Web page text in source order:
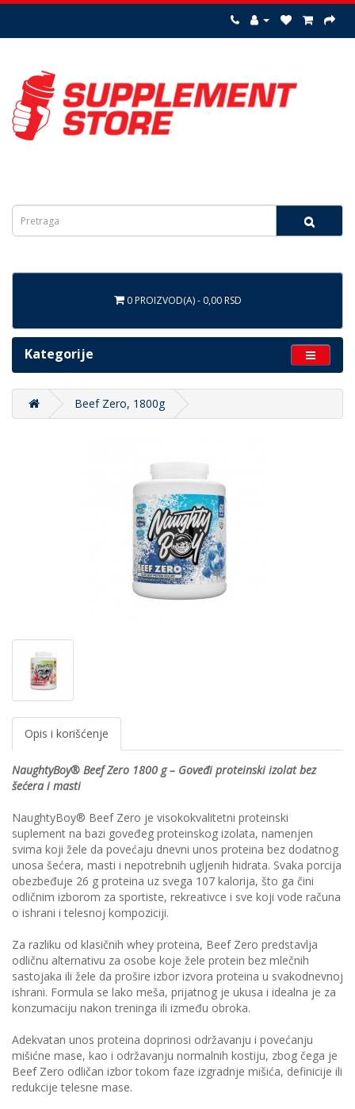
0 PROIZVOD(A) - 0,00 RSD
Kategorije
Beef Zero, 1800g
Opis i korišćenje
NaughtyBoy® Beef Zero 1800 g – Goveđi proteinski izolat bez
šećera i masti
NaughtyBoy® Beef Zero je visokokvalitetni proteinski
suplement na bazi goveđeg proteinskog izolata, namenjen
svima koji žele da povećaju dnevni unos proteina bez dodatnog
unosa šećera, masti i nepotrebnih ugljenih hidrata. Svaka porcija
obezbeđuje 26 g proteina uz svega 107 kalorija, što ga čini
odličnim izborom za sportiste, rekreativce i sve koji vode računa
o ishrani i telesnoj kompoziciji.
Za razliku od klasičnih whey proteina, Beef Zero predstavlja
odličnu alternativu za osobe koje žele protein bez mlečnih
sastojaka ili žele da prošire izbor izvora proteina u svakodnevnoj
ishrani. Formula se lako meša, prijatnog je ukusa i idealna je za
konzumaciju nakon treninga ili između obroka.
Adekvatan unos proteina doprinosi održavanju i povećanju
mišićne mase, kao i održavanju normalnih kostiju, zbog čega je
Beef Zero odličan izbor tokom faze izgradnje mišića, definicije ili
redukcije telesne mase.